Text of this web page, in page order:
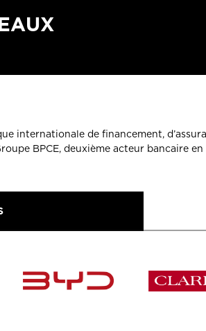
internationale de financement,
BPCE, deuxième acteur bancaire en